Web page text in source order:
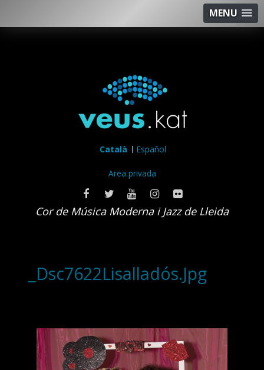
MENU
Català Español
Area privada
Cor de Música Moderna i Jazz de Lleida
_Dsc7622Lisalladós.Jpg